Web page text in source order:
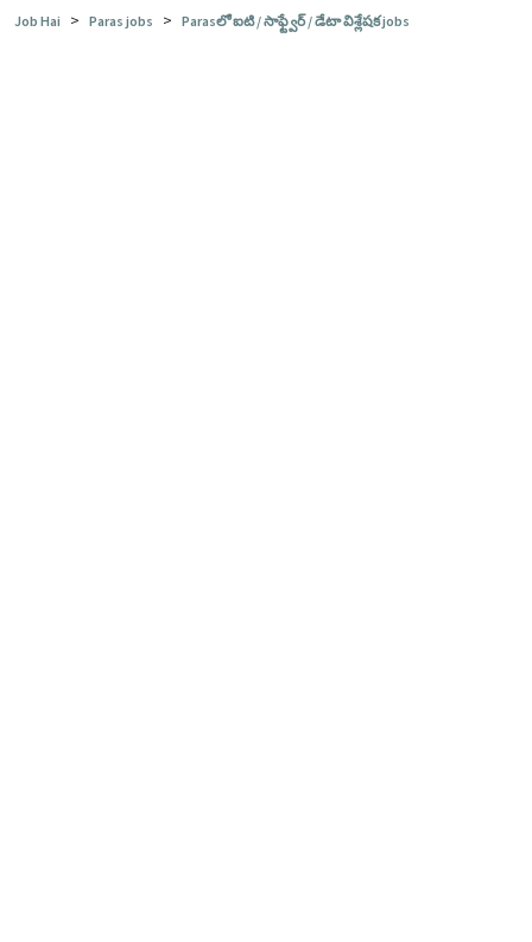
Job Hai > Paras jobs > Parasలో ఐటి / సాఫ్ట్వేర్ / డేటా విశ్లేషక jobs